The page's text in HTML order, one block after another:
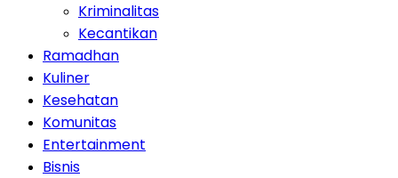
Kriminalitas
Kecantikan
Ramadhan
Kuliner
Kesehatan
Komunitas
Entertainment
Bisnis